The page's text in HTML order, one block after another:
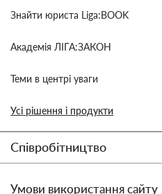
Знайти юриста Liga:BOOK
Академія ЛІГА:ЗАКОН
Теми в центрі уваги
Усі рішення і продукти
Співробітництво
Умови використання сайту